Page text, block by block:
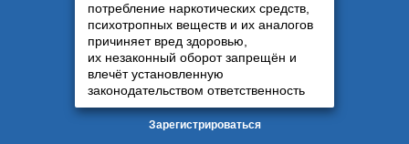
потребление наркотических средств,
психотропных веществ и их аналогов
причиняет вред здоровью,
их незаконный оборот запрещён и
влечёт установленную
законодательством ответственность
Зарегистрироваться